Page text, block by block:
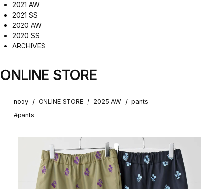
2021 AW
2021 SS
2020 AW
2020 SS
ARCHIVES
ONLINE STORE
nooy / ONLINE STORE / 2025 AW / pants
#pants